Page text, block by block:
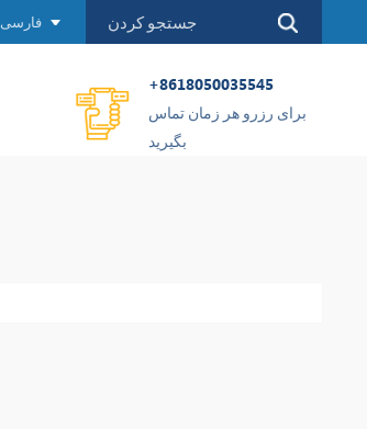
فارسی
+8618050035545
برای رزرو هر زمان تماس
بگیرید